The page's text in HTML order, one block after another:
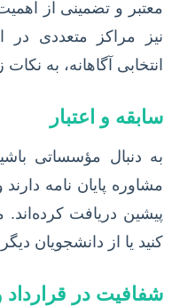
معتبر و تضمینی از
نیز مراکز متعددی در
انتخابی آگاهانه، به نکات
سابقه و اعتبار
به دنبال مؤسساتی
مشاوره پایان نامه
پیشین دریافت کرده‌اند.
کنید یا از دانشجویان
شفافیت در